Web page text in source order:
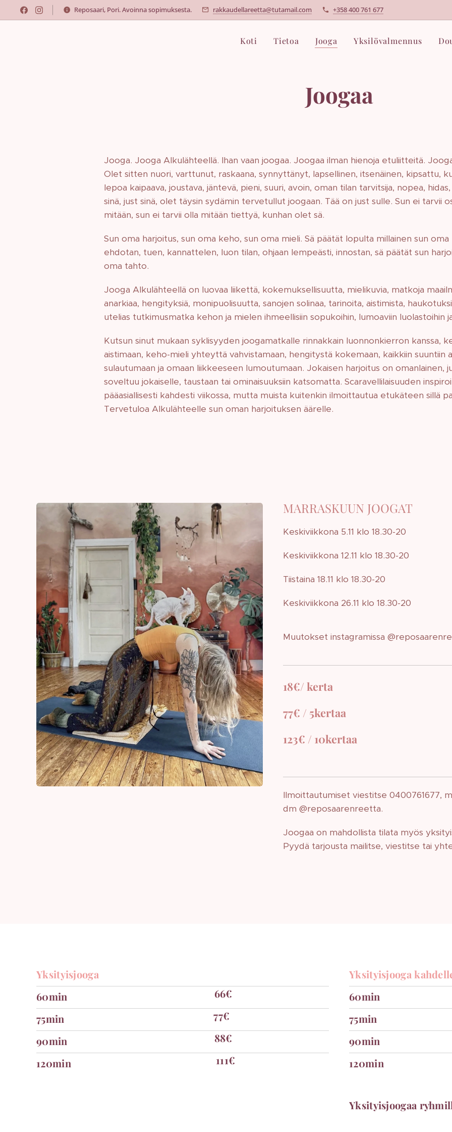
Reposaari, Pori. Avoinna sopimuksesta. rakkaudellareetta@tutamail.com +358 400 761 677
Koti Tietoa Jooga Yksilövalmennus
Joogaa
Jooga. Jooga Alkulähteellä. Ihan vaan joogaa. Joogaa ilman hienoja etuliitteitä.
Olet sitten nuori, varttunut, raskaana, synnyttänyt, lapsellinen, itsenäinen, kipsattu,
lepoa kaipaava, joustava, jäntevä, pieni, suuri, avoin, oman tilan tarvitsija, nopea,
sinä, just sinä, olet täysin sydämin tervetullut joogaan. Tää on just sulle. Sun ei tarvii
mitään, sun ei tarvii olla mitään tiettyä, kunhan olet sä.
Sun oma harjoitus, sun oma keho, sun oma mieli. Sä päätät lopulta millainen sun oma
ehdotan, tuen, kannattelen, luon tilan, ohjaan lempeästi, innostan, sä päätät sun
oma tahto.
Jooga Alkulähteellä on luovaa liikettä, kokemuksellisuutta, mielikuvia, matkoja
anarkiaa, hengityksiä, monipuolisuutta, sanojen solinaa, tarinoita, aistimista,
utelias tutkimusmatka kehon ja mielen ihmeellisiin sopukoihin, lumoaviin luolastoihin
Kutsun sinut mukaan syklisyyden joogamatkalle rinnakkain luonnonkierron kanssa,
aistimaan, keho-mieli yhteyttä vahvistamaan, hengitystä kokemaan, kaikkiin suuntiin
sulautumaan ja omaan liikkeeseen lumoutumaan. Jokaisen harjoitus on omanlainen,
soveltuu jokaiselle, taustaan tai ominaisuuksiin katsomatta. Scaravellilaisuuden
pääasiallisesti kahdesti viikossa, mutta muista kuitenkin ilmoittautua etukäteen sillä
Tervetuloa Alkulähteelle sun oman harjoituksen äärelle.
MARRASKUUN JOOGAT
Keskiviikkona 5.11 klo 18.30-20
Keskiviikkona 12.11 klo 18.30-20
Tiistaina 18.11 klo 18.30-20
Keskiviikkona 26.11 klo 18.30-20
Muutokset instagramissa
18€/ kerta
77€ / 5kertaa
123€ / 10kertaa
Ilmoittautumiset viestitse 0400761677,
dm @reposaarenreetta.
Joogaa on mahdollista tilata myös
Pyydä tarjousta mailitse, viestitse tai
Yksityisjooga
60min
66€
75min
77€
90min
88€
120min
111€
Yksityisjooga
60min
75min
90min
120min
Yksityisjoogaa